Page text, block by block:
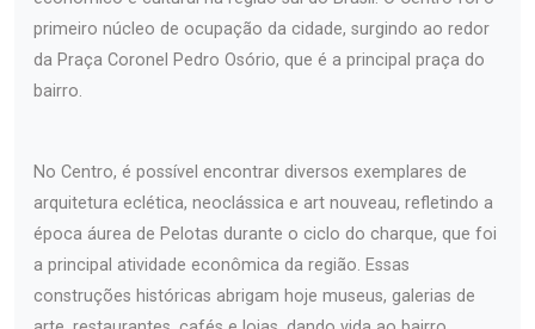
primeiro núcleo de ocupação da cidade, surgindo ao redor
da Praça Coronel Pedro Osório, que é a principal praça do
bairro.
No Centro, é possível encontrar diversos exemplares de
arquitetura eclética, neoclássica e art nouveau, refletindo a
época áurea de Pelotas durante o ciclo do charque, que foi
a principal atividade econômica da região. Essas
construções históricas abrigam hoje museus, galerias de